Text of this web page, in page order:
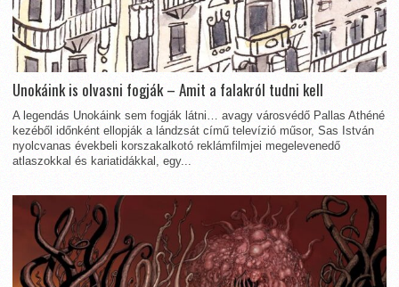
Unokáink is olvasni fogják – Amit a falakról tudni kell
A legendás Unokáink sem fogják látni… avagy városvédő Pallas Athéné
kezéből időnként ellopják a lándzsát című televízió műsor, Sas István
nyolcvanas évekbeli korszakalkotó reklámfilmjei megelevenedő
atlaszokkal és kariatidákkal, egy...